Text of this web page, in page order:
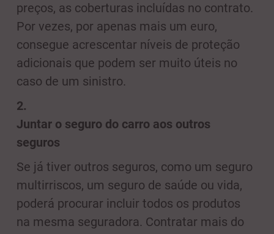
preços, as coberturas incluídas no contrato.
Por vezes, por apenas mais um euro,
consegue acrescentar níveis de proteção
adicionais que podem ser muito úteis no
caso de um sinistro.
2.
Juntar o seguro do carro aos outros
seguros
Se já tiver outros seguros, como um seguro
multirriscos, um seguro de saúde ou vida,
poderá procurar incluir todos os produtos
na mesma seguradora. Contratar mais do